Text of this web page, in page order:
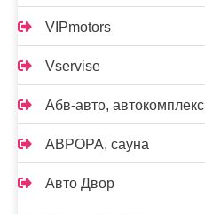
VIPmotors
Vservise
Абв-авто, автокомплекс
АВРОРА, сауна
Авто Двор